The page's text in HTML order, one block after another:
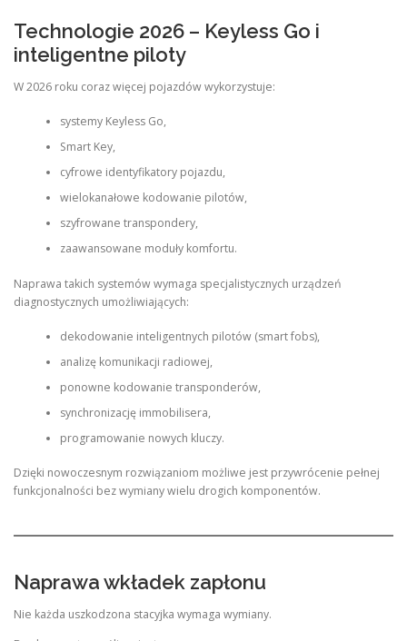
Technologie 2026 – Keyless Go i
inteligentne piloty
W 2026 roku coraz więcej pojazdów wykorzystuje:
systemy Keyless Go,
Smart Key,
cyfrowe identyfikatory pojazdu,
wielokanałowe kodowanie pilotów,
szyfrowane transpondery,
zaawansowane moduły komfortu.
Naprawa takich systemów wymaga specjalistycznych urządzeń
diagnostycznych umożliwiających:
dekodowanie inteligentnych pilotów (smart fobs),
analizę komunikacji radiowej,
ponowne kodowanie transponderów,
synchronizację immobilisera,
programowanie nowych kluczy.
Dzięki nowoczesnym rozwiązaniom możliwe jest przywrócenie pełnej
funkcjonalności bez wymiany wielu drogich komponentów.
Naprawa wkładek zapłonu
Nie każda uszkodzona stacyjka wymaga wymiany.